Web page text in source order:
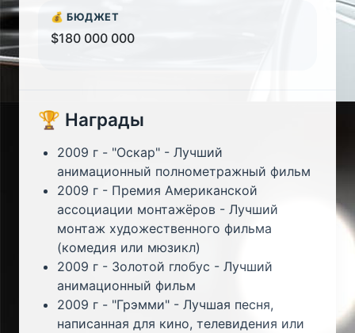
💰 БЮДЖЕТ
$180 000 000
🏆 Награды
2009 г - "Оскар" - Лучший
анимационный полнометражный фильм
2009 г - Премия Американской
ассоциации монтажёров - Лучший
монтаж художественного фильма
(комедия или мюзикл)
2009 г - Золотой глобус - Лучший
анимационный фильм
2009 г - "Грэмми" - Лучшая песня,
написанная для кино, телевидения или